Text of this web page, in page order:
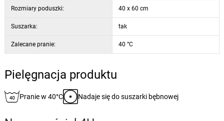
Rozmiary poduszki: 40 x 60 cm
Suszarka: tak
Zalecane pranie: 40 °C
Pielęgnacja produktu
Pranie w 40°C Nadaje się do suszarki bębnowej